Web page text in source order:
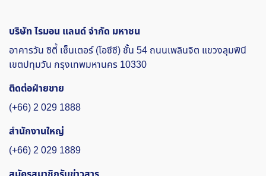
บริษัท ไรมอน แลนด์ จำกัด มหาชน
อาคารวัน ซิตี้ เซ็นเตอร์ (โอซีซี) ชั้น 54 ถนนเพลินจิต แขวงลุมพินี
เขตปทุมวัน กรุงเทพมหานคร 10330
ติดต่อฝ่ายขาย
(+66) 2 029 1888
สำนักงานใหญ่
(+66) 2 029 1889